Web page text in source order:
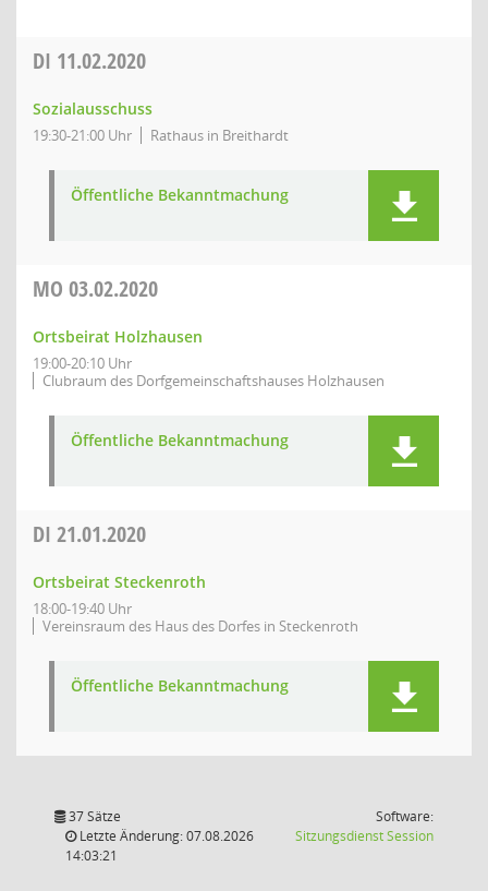
DI 11.02.2020
Sozialausschuss
19:30-21:00 Uhr Rathaus in Breithardt
Öffentliche Bekanntmachung
MO 03.02.2020
Ortsbeirat Holzhausen
19:00-20:10 Uhr
Clubraum des Dorfgemeinschaftshauses Holzhausen
Öffentliche Bekanntmachung
DI 21.01.2020
Ortsbeirat Steckenroth
18:00-19:40 Uhr
Vereinsraum des Haus des Dorfes in Steckenroth
Öffentliche Bekanntmachung
37 Sätze
Letzte Änderung: 07.08.2026
14:03:21
Software:
SitzungsdienstSession(Wird in